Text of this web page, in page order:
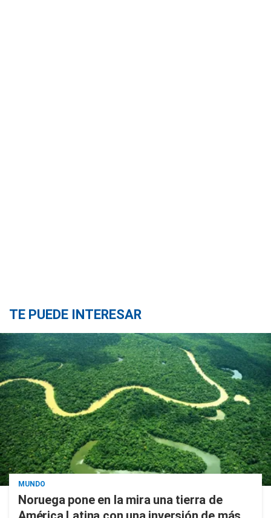
TE PUEDE INTERESAR
MUNDO
Noruega pone en la mira una tierra de